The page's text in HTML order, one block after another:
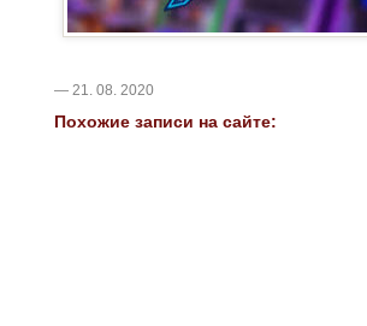
— 21. 08. 2020
Похожие записи на сайте: